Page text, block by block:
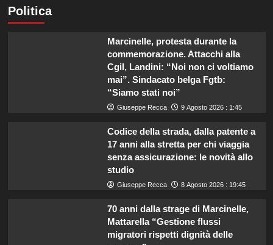
Politica
Marcinelle, protesta durante la
commemorazione. Attacchi alla
Cgil, Landini: “Noi non ci voltiamo
mai”. Sindacato belga Fgtb:
“Siamo stati noi”
Giuseppe Recca 9 Agosto 2026 : 1:45
Codice della strada, dalla patente a
17 anni alla stretta per chi viaggia
senza assicurazione: le novità allo
studio
Giuseppe Recca 8 Agosto 2026 : 19:45
70 anni dalla strage di Marcinelle,
Mattarella “Gestione flussi
migratori rispetti dignità delle